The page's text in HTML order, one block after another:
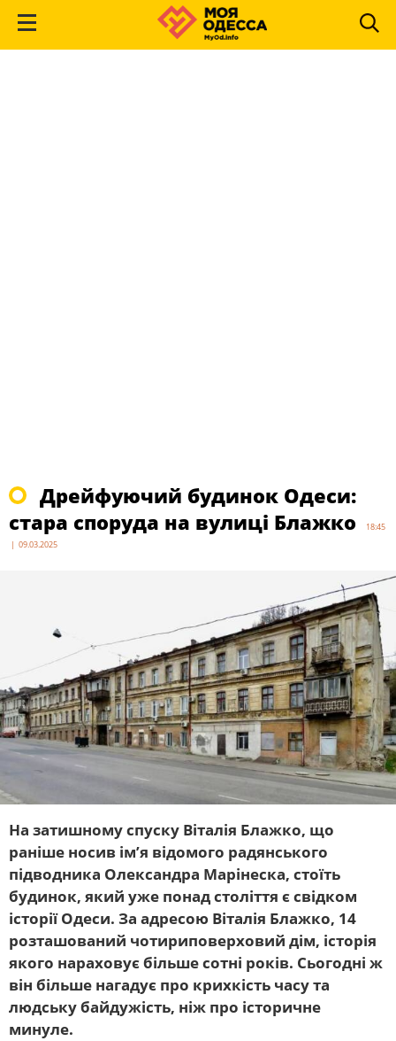
Дрейфуючий будинок Одеси:
стара споруда на вулиці Блажко
18:45
| 09.03.2025
На затишному спуску Віталія Блажко, що
раніше носив ім’я відомого радянського
підводника Олександра Марінеска, стоїть
будинок, який уже понад століття є свідком
історії Одеси. За адресою Віталія Блажко, 14
розташований чотириповерховий дім, історія
якого нараховує більше сотні років. Сьогодні ж
він більше нагадує про крихкість часу та
людську байдужість, ніж про історичне
минуле.